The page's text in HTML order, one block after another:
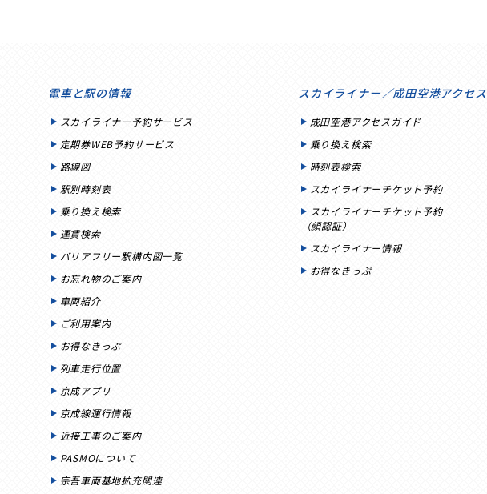
電車と駅の情報
スカイライナー予約サービス
定期券WEB予約サービス
路線図
駅別時刻表
乗り換え検索
運賃検索
バリアフリー駅構内図一覧
お忘れ物のご案内
車両紹介
ご利用案内
お得なきっぷ
列車走行位置
京成アプリ
京成線運行情報
近接工事のご案内
PASMOについて
宗吾車両基地拡充関連
スカイライナー／成田空港アクセス
成田空港アクセスガイド
乗り換え検索
時刻表検索
スカイライナーチケット予約
スカイライナーチケット予約
（顔認証）
スカイライナー情報
お得なきっぷ